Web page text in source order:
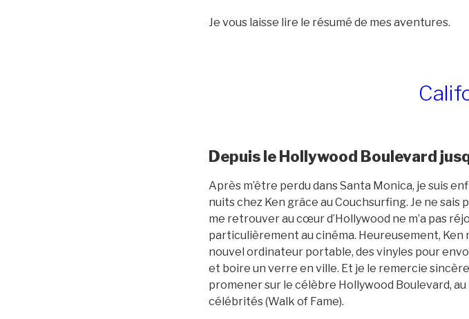
Je vous laisse lire le résumé de mes aventures.
Depuis le Hollywood Boulevard
Après m’être perdu dans Santa Monica, je suis
nuits chez Ken grâce au Couchsurfing. Je ne sais
me retrouver au cœur d’Hollywood ne m’a pas
particulièrement au cinéma. Heureusement, Ken
nouvel ordinateur portable, des vinyles pour
et boire un verre en ville. Et je le remercie
promener sur le célèbre Hollywood Boulevard,
célébrités (Walk of Fame).